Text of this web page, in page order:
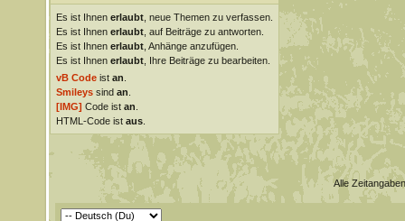
Es ist Ihnen erlaubt, neue Themen zu verfassen.
Es ist Ihnen erlaubt, auf Beiträge zu antworten.
Es ist Ihnen erlaubt, Anhänge anzufügen.
Es ist Ihnen erlaubt, Ihre Beiträge zu bearbeiten.
vB Codeist an
Smileyssind an
[IMG] Code ist an
HTML-Code ist aus.
Alle